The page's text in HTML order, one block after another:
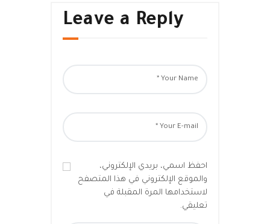
Leave a Reply
احفظ اسمي، بريدي الإلكتروني،
والموقع الإلكتروني في هذا المتصفح
لاستخدامها المرة المقبلة في
تعليقي.